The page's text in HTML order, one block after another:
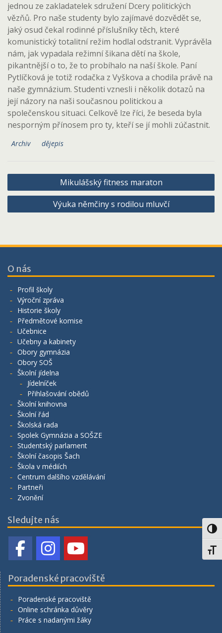
jednou ze zakladatelek sdružení Dcery politických
vězňů. Pro naše studenty bylo zajímavé dozvědět se,
jaký osud čekal rodinné příslušníky těch, které
komunistický totalitní režim hodlal odstranit. Vyprávěla
nám, jak vypadala režimní šikana dětí na škole,
pikantnější o to, že to probíhalo na naší škole. Paní
Pytlíčková je totiž rodačka z Vyškova a chodila právě na
naše gymnázium. Studenti vznesli i několik dotazů na
její názory na naši současnou politickou a
společenskou situaci. Celkově lze říci, že beseda byla
nesporným přínosem pro ty, kteří se jí mohli zúčastnit.
Archiv dějepis
Navigace
pro
příspěvek
Mikulášský fitness maraton
Výuka němčiny s rodilou mluvčí
O nás
Profil školy
Výroční zpráva
Historie školy
Předmětové komise
Učebnice
Učebny a kabinety
Obory gymnázia
Obory SOŠ
Školní jídelna
Jídelníček
Přihlašování obědů
Školní knihovna
Školní řád
Školská rada
Spolek Gymnázia a SOŠZE
Studentský parlament
Školní časopis Šach
Škola v médiích
Centrum dalšího vzdělávání
Partneři
Zvonění
Sledujte nás
Poradenské pracoviště
Poradenské pracoviště
Online schránka důvěry
Práce s nadanými žáky